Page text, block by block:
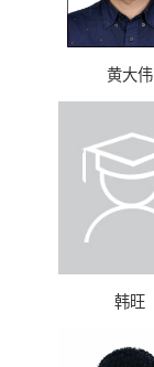
黄大伟
韩旺